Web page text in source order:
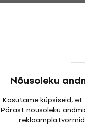
Nõusoleku
Kasutame küpsiseid,
Pärast nõusoleku